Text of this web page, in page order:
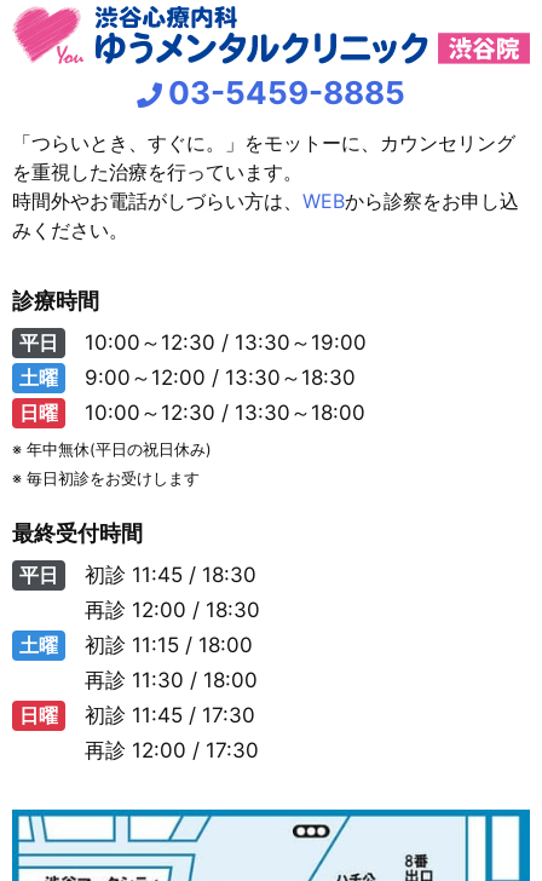
03-5459-8885
「つらいとき、すぐに。」をモットーに、カウンセリング
を重視した治療を行っています。
時間外やお電話がしづらい方は、 WEBから診察をお申し込
みください。
診療時間
平日
10:00～12:30 / 13:30～19:00
土曜
9:00～12:00 / 13:30～18:30
日曜
10:00～12:30 / 13:30～18:00
※ 年中無休(平日の祝日休み)
※ 毎日初診をお受けします
最終受付時間
平日 初診 11:45 / 18:30
再診 12:00 / 18:30
土曜
初診 11:15 / 18:00
再診 11:30 / 18:00
日曜
初診 11:45 / 17:30
再診 12:00 / 17:30